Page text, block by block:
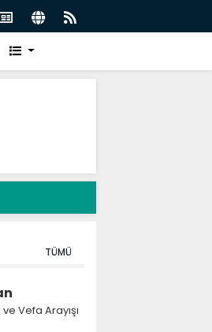
katıldı:
TÜMÜ
Vefa Arayışı